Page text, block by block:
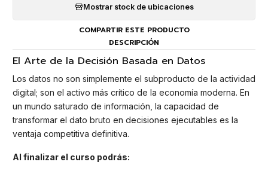
Mostrar stock de ubicaciones
COMPARTIR ESTE PRODUCTO
DESCRIPCIÓN
El Arte de la Decisión Basada en Datos
Los datos no son simplemente el subproducto de la actividad
digital; son el activo más crítico de la economía moderna. En
un mundo saturado de información, la capacidad de
transformar el dato bruto en decisiones ejecutables es la
ventaja competitiva definitiva.
Al finalizar el curso podrás: